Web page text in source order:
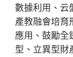
數據利用、云
產教融會培育
應用、鼓勵全
型、立異型財